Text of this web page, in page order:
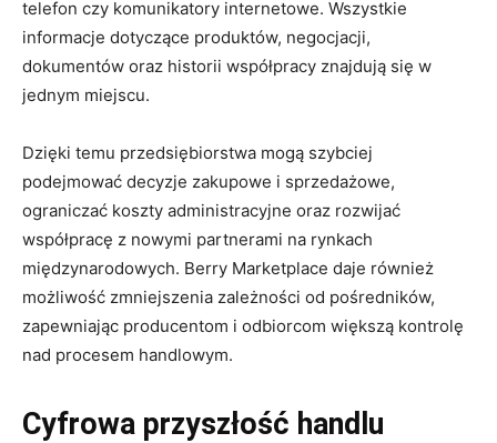
telefon czy komunikatory internetowe. Wszystkie
informacje dotyczące produktów, negocjacji,
dokumentów oraz historii współpracy znajdują się w
jednym miejscu.
Dzięki temu przedsiębiorstwa mogą szybciej
podejmować decyzje zakupowe i sprzedażowe,
ograniczać koszty administracyjne oraz rozwijać
współpracę z nowymi partnerami na rynkach
międzynarodowych. Berry Marketplace daje również
możliwość zmniejszenia zależności od pośredników,
zapewniając producentom i odbiorcom większą kontrolę
nad procesem handlowym.
Cyfrowa przyszłość handlu